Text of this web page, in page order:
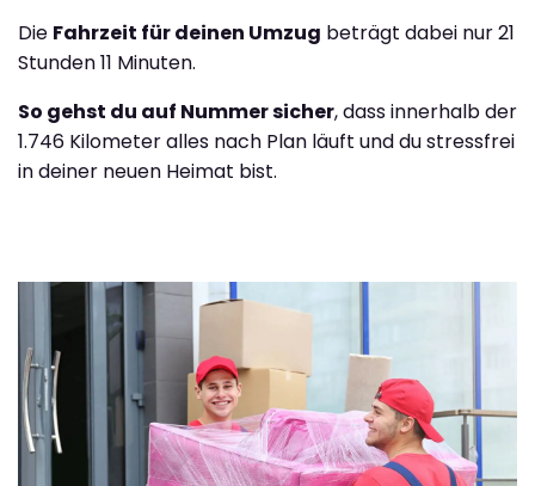
Die Fahrzeit für deinen Umzug beträgt dabei nur 21
Stunden 11 Minuten.
So gehst du auf Nummer sicher, dass innerhalb der
1.746 Kilometer alles nach Plan läuft und du stressfrei
in deiner neuen Heimat bist.